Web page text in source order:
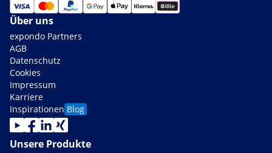
Über uns
expondo Partners
AGB
Datenschutz
Cookies
Impressum
Karriere
Inspirationen Blog
Unsere Produkte